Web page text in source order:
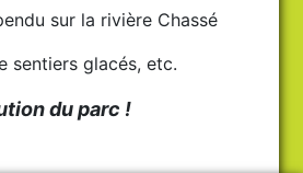
sur la rivière Chassé
sentiers glacés, etc.
du parc !